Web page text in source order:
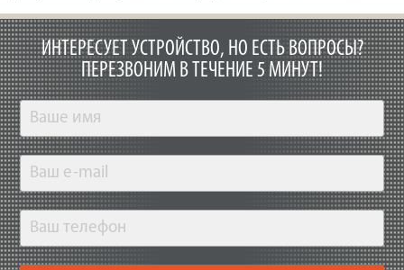
ИНТЕРЕСУЕТ УСТРОЙСТВО, НО ЕСТЬ ВОПРОСЫ?
ПЕРЕЗВОНИМ В ТЕЧЕНИЕ 5 МИНУТ!